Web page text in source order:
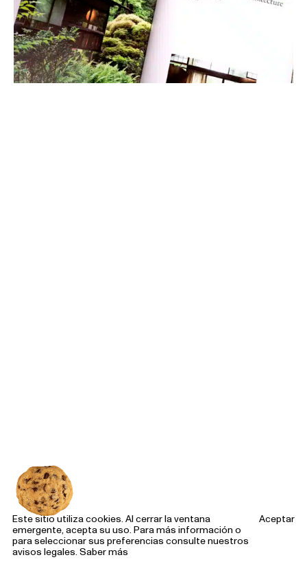
Este sitio utiliza cookies. Al cerrar la ventana
emergente, acepta su uso. Para más información o
para seleccionar sus preferencias consulte nuestros
avisos legales. Saber más
Aceptar